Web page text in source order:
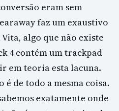
eram sem
faz um exaustivo
algo que não existe
4 contém um trackpad
em teoria esta lacuna.
é de todo a mesma coisa.
exatamente onde